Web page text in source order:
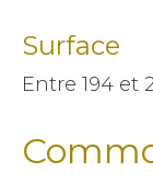
Surface
Entre 194 et